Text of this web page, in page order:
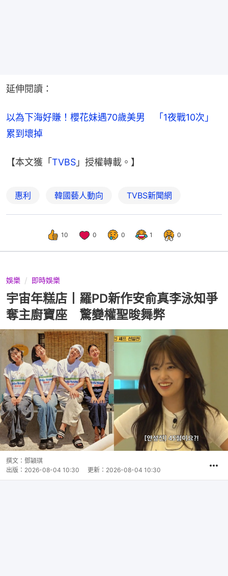
延伸閱讀：
以為下海好賺！櫻花妹遇70歲美男　「1夜戰10次」
累到壞掉
【本文獲「 TVBS 」授權轉載。】
惠利 韓國藝人動向 TVBS新聞網
10 0 0 1 0
娛樂 即時娛樂
宇宙年糕店丨羅PD新作安俞真李泳知爭
奪主廚寶座 驚變權聖晙舞弊
撰文： 鄧穎琪
出版： 2026-08-04 10:30 更新： 2026-08-04 10:30